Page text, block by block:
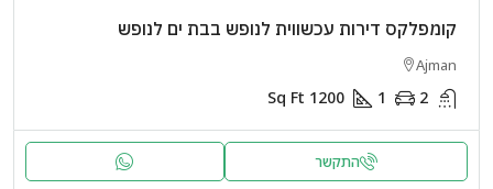
קומפלקס דירות עכשווית לנופש בבת ים לנופש
Ajman
2
1
1200
Sq Ft
התקשר